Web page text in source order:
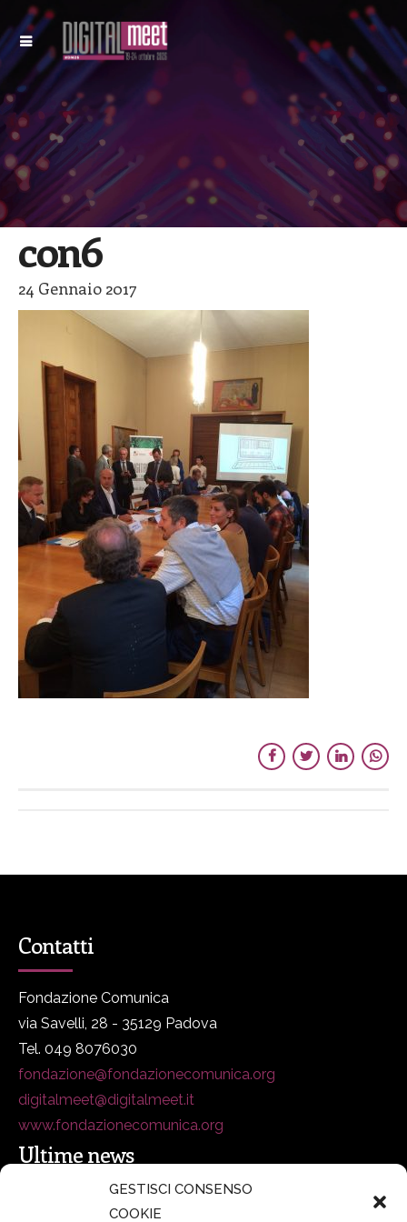
GESTISCI CONSENSO
COOKIE
con6
24 Gennaio 2017
Contatti
Fondazione Comunica
via Savelli, 28 - 35129 Padova
Tel. 049 8076030
fondazione@fondazionecomunica.org
digitalmeet@digitalmeet.it
www.fondazionecomunica.org
Ultime news
secsolutionforum 2026: è Bologna la nuova capitale